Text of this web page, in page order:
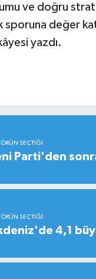
ve doğru
sporuna değer
yazdı.
SEÇTIĞI
Parti'den
SEÇTIĞI
4,1